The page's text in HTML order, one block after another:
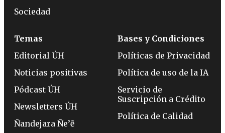
Sociedad
Temas
Editorial ÚH
Noticias positivas
Pódcast ÚH
Newsletters ÚH
Ñandejara Ñe’ẽ
Bases y Condiciones
Políticas de Privacidad
Política de uso de la IA
Servicio de
Suscripción a Crédito
Política de Calidad